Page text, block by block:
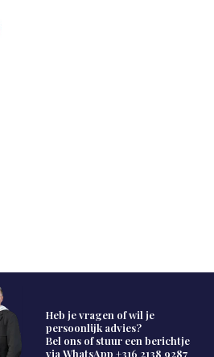
Heb je vragen of wil je
persoonlijk advies?
Bel ons of stuur een berichtje
via WhatsApp +316 2138 9287